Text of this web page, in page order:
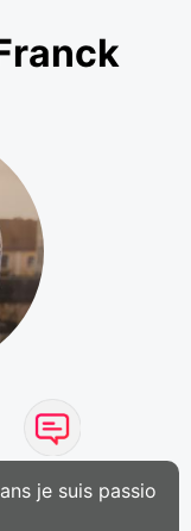
je suis passio